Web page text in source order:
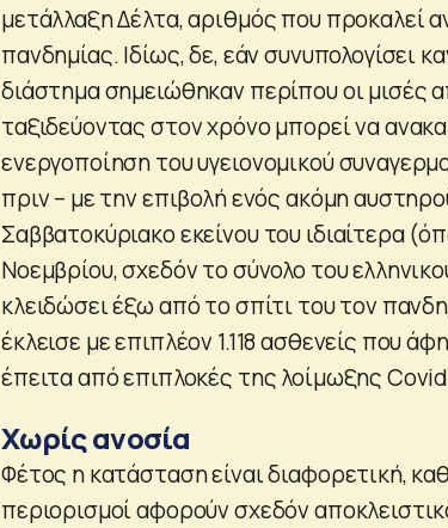
μετάλλαξη Δέλτα, αριθμός που προκαλεί
πανδημίας. Ιδίως, δε, εάν συνυπολογίσει
διάστημα σημειώθηκαν περίπου οι μισές
ταξιδεύοντας στον χρόνο μπορεί να
ενεργοποίηση του υγειονομικού
πριν – με την επιβολή ενός ακόμη
Σαββατοκύριακο εκείνου του ιδιαίτερα
Νοεμβρίου, σχεδόν το σύνολο του
κλειδώσει έξω από το σπίτι του τον
έκλεισε με επιπλέον 1.118 ασθενείς που
έπειτα από επιπλοκές της λοίμωξης
Χωρίς ανοσία
Φέτος η κατάσταση είναι διαφορετική,
περιορισμοί αφορούν σχεδόν